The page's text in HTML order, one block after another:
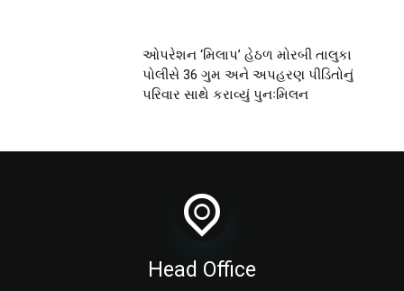
ઓપરેશન ‘મિલાપ’ હેઠળ મોરબી તાલુકા
પોલીસે 36 ગુમ અને અપહરણ પીડિતોનું
પરિવાર સાથે કરાવ્યું પુનઃમિલન
Head Office